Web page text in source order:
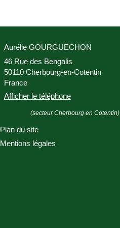
Aurélie GOURGUECHON
46 Rue des Bengalis
50110 Cherbourg-en-Cotentin
France
Afficher le téléphone
(secteur Cherbourg en Cotentin)
Plan du site
Mentions légales